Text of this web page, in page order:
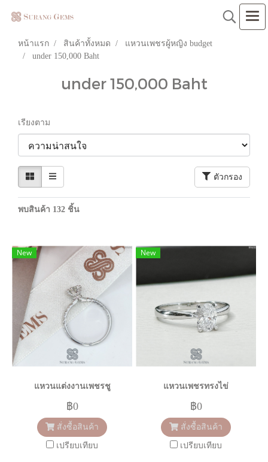
หน้าแรก สินค้าทั้งหมด
แหวนเพชรผู้หญิง budget
under 150,000 Baht
under 150,000 Baht
เรียงตาม
ตัวกรอง
พบสินค้า 132 ชิ้น
New
แหวนแต่งงานเพชรชู
฿0
สั่งซื้อสินค้า
เปรียบเทียบ
New
แหวนเพชรทรงไข่
฿0
สั่งซื้อสินค้า
เปรียบเทียบ